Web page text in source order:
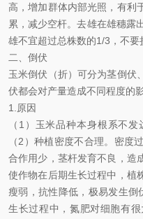
高，增加群体内部光照，有利
累，减少空杆。去雄在雄穗露
雄不宜超过总株数的1/3，不要
二、倒伏
玉米倒伏（折）可分为茎倒伏
伏都会对产量造成不同程度的影
1. 原因
（1）玉米品种本身根系不
（2）种植密度不合理。密度
合作用少，茎杆发育不良，造
使作物在后期生长过程中，植
瘦弱，抗性降低，极易发生倒
生长过程中，氮肥对细胞有